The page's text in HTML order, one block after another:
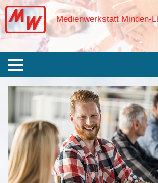
Medienwerkstatt Minden-